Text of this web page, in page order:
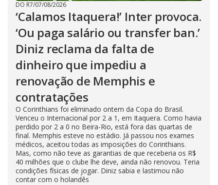
DO R7/07/08/2026
‘Calamos Itaquera!’ Inter provoca.
‘Ou paga salário ou transfer ban.’
Diniz reclama da falta de
dinheiro que impediu a
renovação de Memphis e
contratações
O Corinthians foi eliminado ontem da Copa do Brasil.
Venceu o Internacional por 2 a 1, em Itaquera. Como havia
perdido por 2 a 0 no Beira-Rio, está fora das quartas de
final. Memphis esteve no estádio. Já passou nos exames
médicos, aceitou todas as imposições do Corinthians.
Mas, como não teve as garantias de que receberia os R$
40 milhões que o clube lhe deve, ainda não renovou. Teria
condições físicas de jogar. Diniz sabia e lastimou não
contar com o holandês